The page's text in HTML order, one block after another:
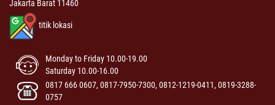
Jakarta Barat 11460
titik lokasi
Monday to Friday 10.00-19.00
Saturday 10.00-16.00
0817 666 0607, 0817-7950-7300, 0812-1219-0411, 0819-3288-
0757